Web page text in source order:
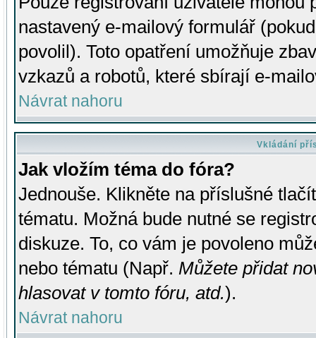
nastavený e-mailový formulář
povolil). Toto opatření umožňuje
vzkazů a robotů, které sbírají e-
Návrat nahoru
Vkládání
Jak vložím téma do fóra?
Jednouše. Klikněte na příslušné
tématu. Možná bude nutné se
diskuze. To, co vám je povoleno
nebo tématu (Např. Můžete přidat
hlasovat v tomto fóru, atd.).
Návrat nahoru